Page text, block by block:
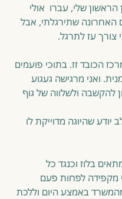
הראשון שלי, עברו  אולי
האחרונה שתירגלתי, אבל
עז לתרגל.
הכובד זז. בתוכי פועמים
ואני מרגישה געגוע
להקשבה ולשלווה של גוף
יודע שהיוגה מדוייקת לו
בלוז וכנגד כל
מקפידה לפחות פעם
באמצע היום וללכת